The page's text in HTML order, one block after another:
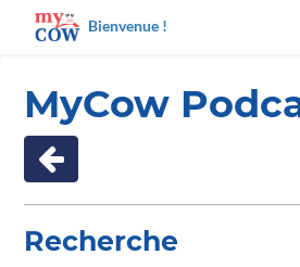
Bienvenue !
MyCow
Recherche